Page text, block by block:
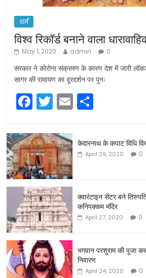
धर्म
विश्व रिकॉर्ड बनाने वाला
May 1, 2020 admin 0
सरकार ने कोरोना संक्रमण के कारण देश में जारी
सागर की रामायण का दूरदर्शन पर पुनः
F
a
c
e
b
o
o
k
T
w
itt
er
E
m
ai ar
e
केदारनाथ के कपाट विधि
April 29, 2020 0
क्वारंटाइन सेंटर बने
कनिपक्कम मंदिर
April 27, 2020 0
भगवान परशुराम की पूजा
निवारण
April 24, 2020 0